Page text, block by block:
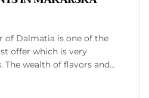
of Dalmatia is one of the
offer which is very
wealth of flavors and
which the development of